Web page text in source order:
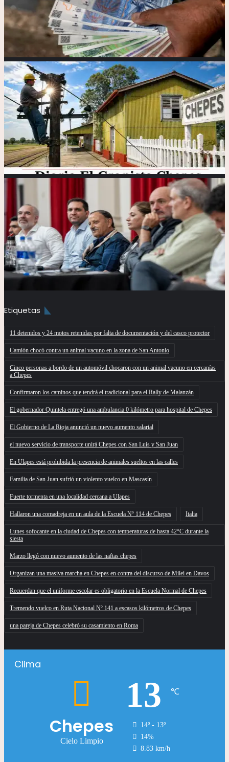
Etiquetas
11 detenidos y 24 motos retenidas por falta de documentación y del casco protector
Camión chocó contra un animal vacuno en la zona de San Antonio
Cinco personas a bordo de un automóvil chocaron con un animal vacuno en cercanías
a Chepes
Confirmaron los caminos que tendrá el tradicional para el Rally de Malanzán
El gobernador Quintela entregó una ambulancia 0 kilómetro para hospital de Chepes
El Gobierno de La Rioja anunció un nuevo aumento salarial
el nuevo servicio de transporte unirá Chepes con San Luis y San Juan
En Ulapes está prohibida la presencia de animales sueltos en las calles
Familia de San Juan sufrió un violento vuelco en Mascasín
Fuerte tormenta en una localidad cercana a Ulapes
Hallaron una comadreja en un aula de la Escuela Nº 114 de Chepes Italia
Lunes sofocante en la ciudad de Chepes con temperaturas de hasta 42°C durante la
siesta
Marzo llegó con nuevo aumento de las naftas chepes
Organizan una masiva marcha en Chepes en contra del discurso de Milei en Davos
Recuerdan que el uniforme escolar es obligatorio en la Escuela Normal de Chepes
Tremendo vuelco en Ruta Nacional Nº 141 a escasos kilómetros de Chepes
una pareja de Chepes celebró su casamiento en Roma
Clima
Chepes
Cielo Limpio
13 ℃
14º - 13º
14%
8.83 km/h